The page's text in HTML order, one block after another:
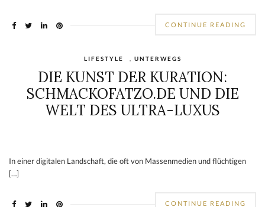
CONTINUE READING
LIFESTYLE UNTERWEGS
DIE KUNST DER KURATION:
SCHMACKOFATZO.DE UND DIE
WELT DES ULTRA-LUXUS
In einer digitalen Landschaft, die oft von Massenmedien und flüchtigen
[…]
CONTINUE READING